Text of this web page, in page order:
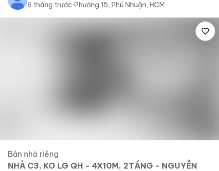
6 tháng trước·Phường 15, Phú Nhuận, HCM
Bán nhà riêng
NHÀ C3, KO LG QH - 4X10M, 2TẦNG - NGUYỄN